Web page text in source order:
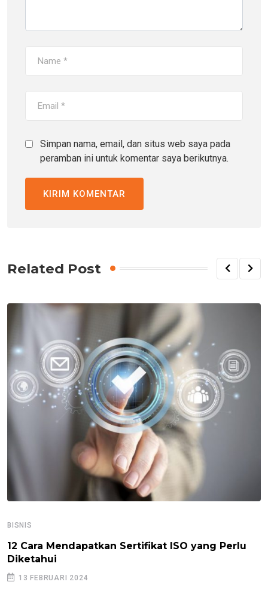
Simpan nama, email, dan situs web saya pada
peramban ini untuk komentar saya berikutnya.
Related Post
BISNIS
12 Cara Mendapatkan Sertifikat ISO yang Perlu
Diketahui
13 FEBRUARI 2024